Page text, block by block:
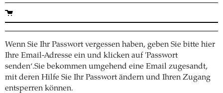
Wenn Sie Ihr Passwort vergessen haben, geben Sie bitte hier
Ihre Email-Adresse ein und klicken auf 'Passwort
senden‘.Sie bekommen umgehend eine Email zugesandt,
mit deren Hilfe Sie Ihr Passwort ändern und Ihren Zugang
entsperren können.